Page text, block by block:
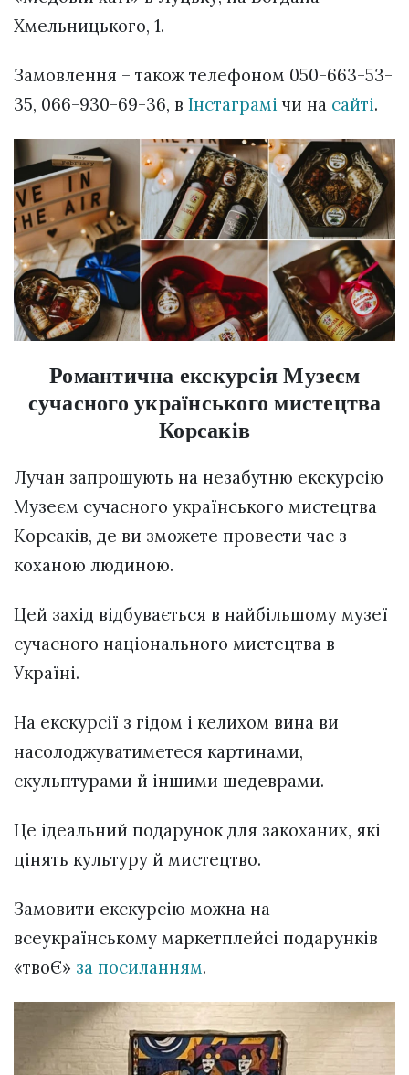
Хмельницького, 1.
Замовлення – також телефоном 050-663-53-
35, 066-930-69-36, в Інстаграмі чи на сайті.
Романтична екскурсія Музеєм
сучасного українського мистецтва
Корсаків
Лучан запрошують на незабутню екскурсію
Музеєм сучасного українського мистецтва
Корсаків, де ви зможете провести час з
коханою людиною.
Цей захід відбувається в найбільшому музеї
сучасного національного мистецтва в
Україні.
На екскурсії з гідом і келихом вина ви
насолоджуватиметеся картинами,
скульптурами й іншими шедеврами.
Це ідеальний подарунок для закоханих, які
цінять культуру й мистецтво.
Замовити екскурсію можна на
всеукраїнському маркетплейсі подарунків
«твоЄ» за посиланням.